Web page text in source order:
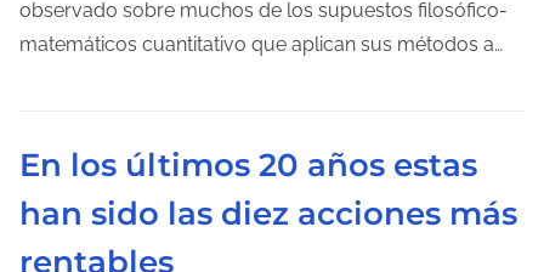
a
e
r
a
d
d
c
t
observado sobre muchos de los supuestos filosófico-
matemáticos cuantitativo que aplican sus métodos a…
En los últimos 20 años estas
han sido las diez acciones más
rentables